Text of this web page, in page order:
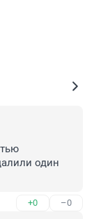
один
+0 –0